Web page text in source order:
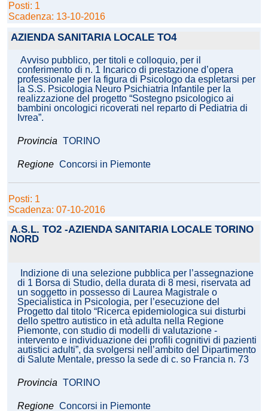
Posti: 1
Scadenza: 13-10-2016
AZIENDA SANITARIA LOCALE TO4
Avviso pubblico, per titoli e colloquio, per il
conferimento di n. 1 Incarico di prestazione d’opera
professionale per la figura di Psicologo da espletarsi per
la S.S. Psicologia Neuro Psichiatria Infantile per la
realizzazione del progetto “Sostegno psicologico ai
bambini oncologici ricoverati nel reparto di Pediatria di
Ivrea”.
Provincia TORINO
Regione Concorsi in Piemonte
Posti: 1
Scadenza: 07-10-2016
A.S.L. TO2 -AZIENDA SANITARIA LOCALE TORINO
NORD
Indizione di una selezione pubblica per l’assegnazione
di 1 Borsa di Studio, della durata di 8 mesi, riservata ad
un soggetto in possesso di Laurea Magistrale o
Specialistica in Psicologia, per l’esecuzione del
Progetto dal titolo “Ricerca epidemiologica sui disturbi
dello spettro autistico in età adulta nella Regione
Piemonte, con studio di modelli di valutazione -
intervento e individuazione dei profili cognitivi di pazienti
autistici adulti”, da svolgersi nell’ambito del Dipartimento
di Salute Mentale, presso la sede di c. so Francia n. 73
Provincia TORINO
Regione Concorsi in Piemonte